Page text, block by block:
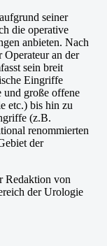
seiner
die operative
anbieten. Nach
Operateur an der
sein breit
Eingriffe
und große offene
etc.) bis hin zu
(z.B.
renommierten
der
Redaktion von
der Urologie